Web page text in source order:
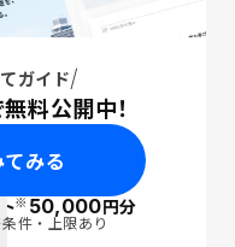
ガイド
料公開中！
みる
※50,000円分
件・上限あり